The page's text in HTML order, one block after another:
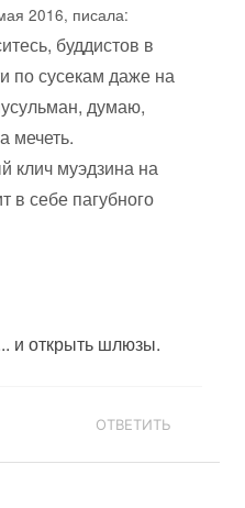
2016, писала:
буддистов в
по сусекам даже на
думаю,
мечеть.
клич муэдзина на
в себе пагубного
и открыть шлюзы.
ОТВЕТИТЬ